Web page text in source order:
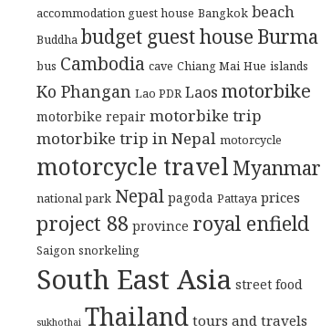
accommodation guest house Bangkok beach
Buddha budget guest house Burma
bus Cambodia cave Chiang Mai Hue islands
Ko Phangan Lao PDR Laos motorbike
motorbike repair motorbike trip
motorbike trip in Nepal motorcycle
motorcycle travelMyanmar
national park Nepal pagoda Pattaya prices
project 88 province royal enfield
Saigon snorkeling
South East Asia street food
sukhothai Thailand tours and travels